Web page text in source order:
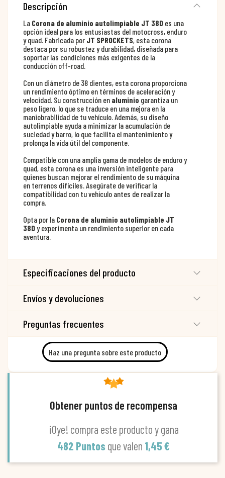
Descripción
La Corona de aluminio autolimpiable JT 38D es una
opción ideal para los entusiastas del motocross, enduro
y quad. Fabricada por JT SPROCKETS, esta corona
destaca por su robustez y durabilidad, diseñada para
soportar las condiciones más exigentes de la
conducción off-road.
Con un diámetro de 38 dientes, esta corona proporciona
un rendimiento óptimo en términos de aceleración y
velocidad. Su construcción en aluminio garantiza un
peso ligero, lo que se traduce en una mejora en la
maniobrabilidad de tu vehículo. Además, su diseño
autolimpiable ayuda a minimizar la acumulación de
suciedad y barro, lo que facilita el mantenimiento y
prolonga la vida útil del componente.
Compatible con una amplia gama de modelos de enduro y
quad, esta corona es una inversión inteligente para
quienes buscan mejorar el rendimiento de su máquina
en terrenos difíciles. Asegúrate de verificar la
compatibilidad con tu vehículo antes de realizar la
compra.
Opta por la Corona de aluminio autolimpiable JT
38Dy experimenta un rendimiento superior en cada
aventura.
Especificaciones del producto
Envíos y devoluciones
Preguntas frecuentes
Haz una pregunta sobre este producto
Obtener puntos de recompensa
¡Oye! compra este producto y gana
482 Puntos que valen 1,45 €